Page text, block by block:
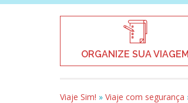
ORGANIZE SUA VIAGEM
Viaje Sim! » Viaje com segurança